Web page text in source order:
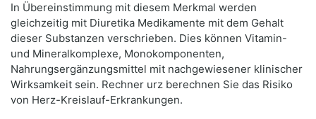
In Übereinstimmung mit diesem Merkmal werden
gleichzeitig mit Diuretika Medikamente mit dem Gehalt
dieser Substanzen verschrieben. Dies können Vitamin-
und Mineralkomplexe, Monokomponenten,
Nahrungsergänzungsmittel mit nachgewiesener klinischer
Wirksamkeit sein. Rechner urz berechnen Sie das Risiko
von Herz-Kreislauf-Erkrankungen.